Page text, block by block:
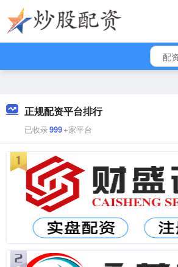
正规配资平台排行
已收录999+家平台